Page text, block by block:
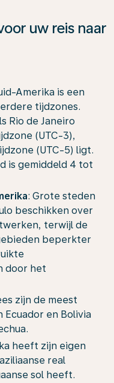
uw reis naar
Amerika is een
tijdzones.
Rio de Janeiro
(UTC-3),
(UTC-5) ligt.
is gemiddeld 4 tot
: Grote steden
beschikken over
terwijl de
beperkter
door het
zijn de meest
en Bolivia
heeft zijn eigen
real
sol heeft.